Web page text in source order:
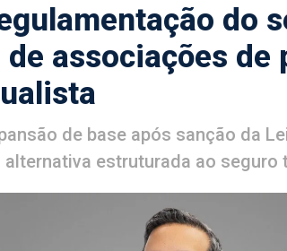
do
associações de
de base após sanção da
estruturada ao seguro